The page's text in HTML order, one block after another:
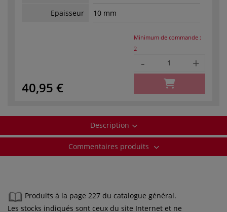
Epaisseur
10 mm
40,95 €
Minimum de commande :
2
- +
Description
Commentaires produits
Produits à la page 227 du catalogue général.
Les stocks indiqués sont ceux du site Internet et ne